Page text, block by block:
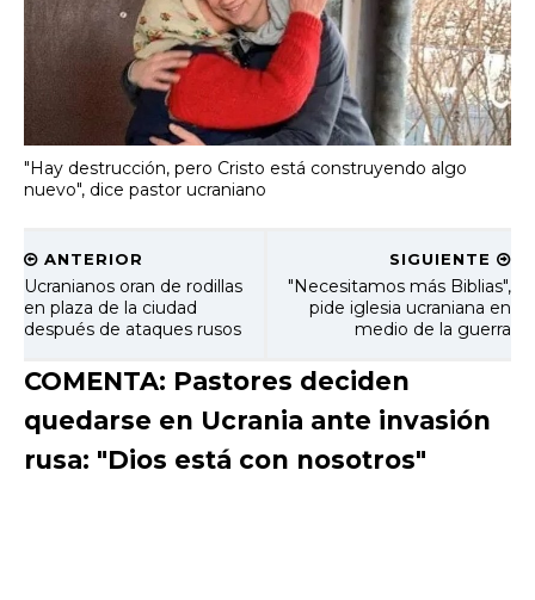
"Hay destrucción, pero Cristo está construyendo algo
nuevo", dice pastor ucraniano
SIGUIENTE
"Necesitamos más Biblias",
pide iglesia ucraniana en
medio de la guerra
ANTERIOR
Ucranianos oran de rodillas
en plaza de la ciudad
después de ataques rusos
COMENTA: Pastores deciden
quedarse en Ucrania ante invasión
rusa: "Dios está con nosotros"